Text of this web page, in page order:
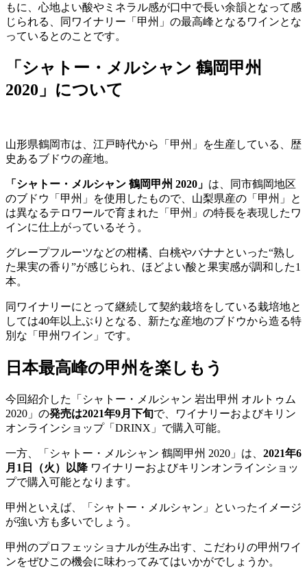
もに、心地よい酸やミネラル感が口中で長い余韻となって感
じられる、同ワイナリー「甲州」の最高峰となるワインとな
っているとのことです。
「シャトー・メルシャン 鶴岡甲州
2020」について
山形県鶴岡市は、江戸時代から「甲州」を生産している、歴
史あるブドウの産地。
「シャトー・メルシャン 鶴岡甲州 2020」 は、同市鶴岡地区
のブドウ「甲州」を使用したもので、山梨県産の「甲州」と
は異なるテロワールで育まれた「甲州」の特長を表現したワ
インに仕上がっているそう。
グレープフルーツなどの柑橘、白桃やバナナといった“熟し
た果実の香り”が感じられ、ほどよい酸と果実感が調和した1
本。
同ワイナリーにとって継続して契約栽培をしている栽培地と
しては40年以上ぶりとなる、新たな産地のブドウから造る特
別な「甲州ワイン」です。
日本最高峰の甲州を楽しもう
今回紹介した「シャトー・メルシャン 岩出甲州 オルトゥム
2020」の発売は2021年9月下旬で、ワイナリーおよびキリン
オンラインショップ「DRINX」で購入可能。
一方、「シャトー・メルシャン 鶴岡甲州 2020」は、 2021年6
月1日（火）以降ワイナリーおよびキリンオンラインショッ
プで購入可能となります。
甲州といえば、「シャトー・メルシャン」といったイメージ
が強い方も多いでしょう。
甲州のプロフェッショナルが生み出す、こだわりの甲州ワイ
ンをぜひこの機会に味わってみてはいかがでしょうか。